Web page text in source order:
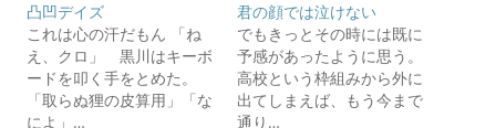
凸凹デイズ
これは心の汗だもん 「ね
え、クロ」 黒川はキーボ
ードを叩く手をとめた。
「取らぬ狸の皮算用」「な
によ」…
君の顔では泣けない
でもきっとその時には既に
予感があったように思う。
高校という枠組みから外に
出てしまえば、もう今まで
通り…